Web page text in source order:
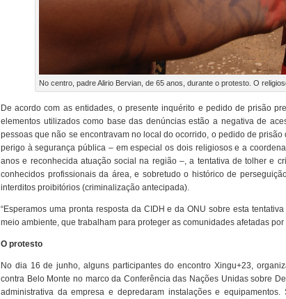
No centro, padre Alirio Bervian, de 65 anos, durante o protesto. O
De acordo com as entidades, o presente inquérito e pedido de prisão
elementos utilizados como base das denúncias estão a negativa de
pessoas que não se encontravam no local do ocorrido, o pedido de
perigo à segurança pública – em especial os dois religiosos e a
anos e reconhecida atuação social na região –, a tentativa de tolher e
conhecidos profissionais da área, e sobretudo o histórico de
interditos proibitórios (criminalização antecipada).
“Esperamos uma pronta resposta da CIDH e da ONU sobre esta
meio ambiente, que trabalham para proteger as comunidades afetadas
O protesto
No dia 16 de junho, alguns participantes do encontro Xingu+23,
contra Belo Monte no marco da Conferência das Nações Unidas sobre
administrativa da empresa e depredaram instalações e